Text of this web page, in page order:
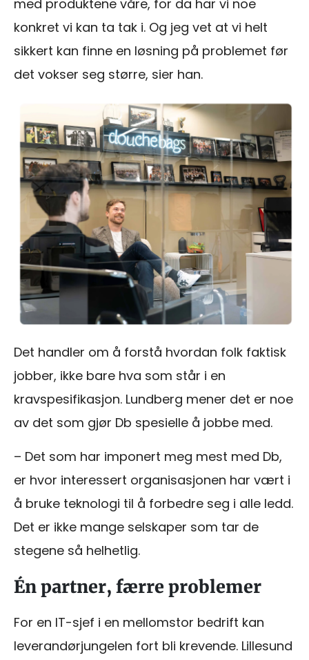
med produktene våre, for da har vi noe
konkret vi kan ta tak i. Og jeg vet at vi helt
sikkert kan finne en løsning på problemet før
det vokser seg større, sier han.
Det handler om å forstå hvordan folk faktisk
jobber, ikke bare hva som står i en
kravspesifikasjon. Lundberg mener det er noe
av det som gjør Db spesielle å jobbe med.
– Det som har imponert meg mest med Db,
er hvor interessert organisasjonen har vært i
å bruke teknologi til å forbedre seg i alle ledd.
Det er ikke mange selskaper som tar de
stegene så helhetlig.
Én partner, færre problemer
For en IT-sjef i en mellomstor bedrift kan
leverandørjungelen fort bli krevende. Lillesund